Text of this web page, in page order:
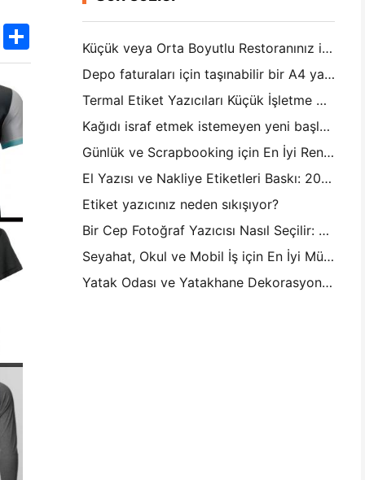
TwitterShare
Küçük veya Orta Boyutlu Restoranınız için Doğru Restoran Yazılımı Nasıl Seçilir
Depo faturaları için taşınabilir bir A4 yazıcıya ihtiyacınız var mı? Aslında ne çalışır
Termal Etiket Yazıcıları Küçük İşletme Ürünleri için Su Geçirmez Etiketler Yapabilir mi?
Kağıdı israf etmek istemeyen yeni başlayanlar için en iyi anlık kamera
Günlük ve Scrapbooking için En İyi Renkli Etiket Yapıcısı: Her Sayfaya Daha Fazla Renk Ekle
El Yazısı ve Nakliye Etiketleri Baskı: 2026'da Küçük İşletmeler İçin İpuçları
Etiket yazıcınız neden sıkışıyor?
Bir Cep Fotoğraf Yazıcısı Nasıl Seçilir: Günlük, Seyahat ve iPhone Kullanıcıları için Tam Bir Kılavuz
Seyahat, Okul ve Mobil İş için En İyi Mürekkepsiz Taşınabilir Yazıcı: Hanin MT620 Pro İnceleme
Yatak Odası ve Yatakhane Dekorasyonu için Mini Fotoğraf Duvar Düzenleme Fikirleri ve İpuçları